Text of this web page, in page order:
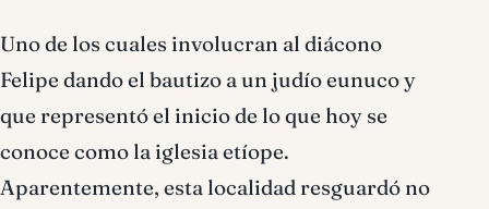
Uno de los cuales involucran al diácono
Felipe dando el bautizo a un judío eunuco y
que representó el inicio de lo que hoy se
conoce como la iglesia etíope.
Aparentemente, esta localidad resguardó no